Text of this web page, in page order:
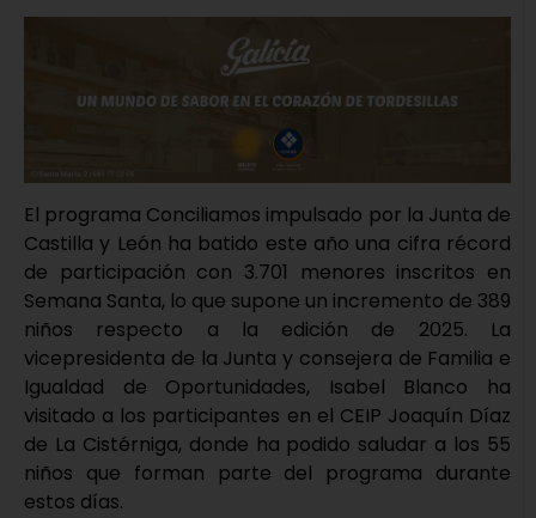
El programa Conciliamos impulsado por la Junta de
Castilla y León ha batido este año una cifra récord
de participación con 3.701 menores inscritos en
Semana Santa, lo que supone un incremento de 389
niños respecto a la edición de 2025. La
vicepresidenta de la Junta y consejera de Familia e
Igualdad de Oportunidades, Isabel Blanco ha
visitado a los participantes en el CEIP Joaquín Díaz
de La Cistérniga, donde ha podido saludar a los 55
niños que forman parte del programa durante
estos días.